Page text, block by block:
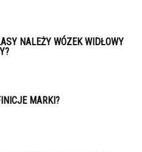
NALEŻY WÓZEK WIDŁOWY
MARKI?